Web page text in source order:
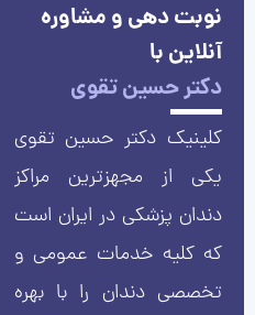
نوبت دهی و مشاوره
آنلاین با
دکتر حسین تقوی
کلینیک دکتر حسین تقوی
یکی از مجهزترین مراکز
دندان پزشکی در ایران است
که کلیه خدمات عمومی و
تخصصی دندان را با بهره